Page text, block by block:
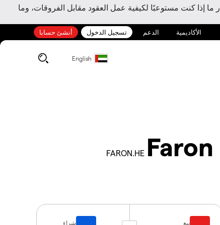
إذا كنت مستوعبًا لكيفية عمل العقود مقابل الفروقات، وما
الأكاديمية الدعم تسجيل الدخول أنشئ حسابا
English
FARON.HE
بيع شراء